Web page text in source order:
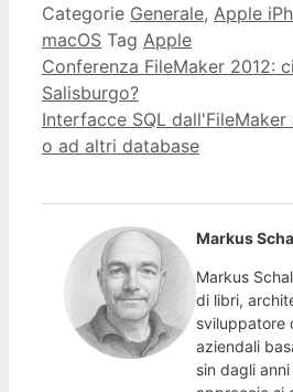
Categorie Generale, Apple
macOS Tag Apple
Conferenza FileMaker 2012:
Salisburgo?
Interfacce SQL
o ad altri database
Markus
Markus
di libri,
sviluppatore
aziendali
sin dagli anni